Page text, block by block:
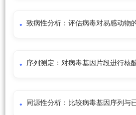
致病性分析：评估病毒对易感动物
序列测定：对病毒基因片段进行核
同源性分析：比较病毒基因序列与